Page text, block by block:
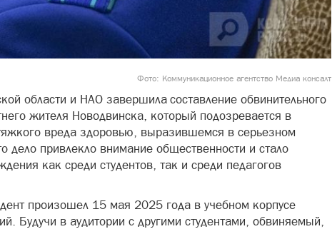
Фото: Коммуникационное агентство Медиа консалт
области и НАО завершила составление обвинительного
жителя Новодвинска, который подозревается в
вреда здоровью, выразившемся в серьезном
дело привлекло внимание общественности и стало
как среди студентов, так и среди педагогов
произошел 15 мая 2025 года в учебном корпусе
Будучи в аудитории с другими студентами, обвиняемый,